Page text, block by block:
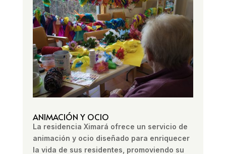
ANIMACIÓN Y OCIO
La residencia Ximará ofrece un servicio de
animación y ocio diseñado para enriquecer
la vida de sus residentes, promoviendo su